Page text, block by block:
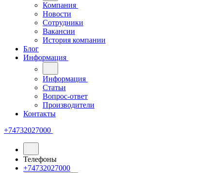
Компания
Новости
Сотрудники
Вакансии
История компании
Блог
Информация
Информация
Статьи
Вопрос-ответ
Производители
Контакты
+74732027000
Телефоны
+74732027000